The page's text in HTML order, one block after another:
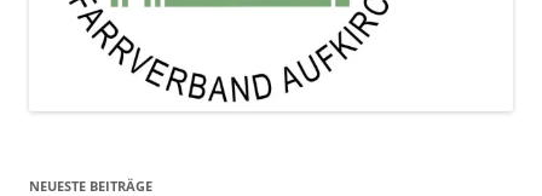
NEUESTE BEITRÄGE